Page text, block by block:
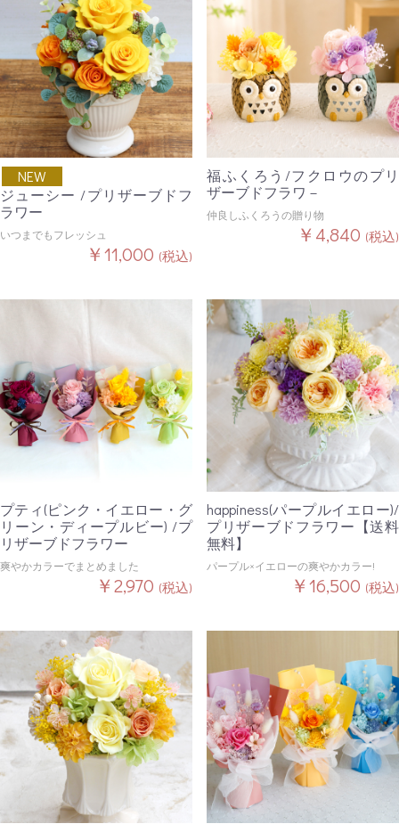
NEW
ジューシー /プリザーブドフ
ラワー
いつまでもフレッシュ
￥11,000 (税込)
福ふくろう/フクロウのプリ
ザーブドフラワ－
仲良しふくろうの贈り物
￥4,840 (税込)
プティ(ピンク・イエロー・グ
リーン・ディープルビー) /プ
リザーブドフラワー
爽やかカラーでまとめました
￥2,970 (税込)
happiness(パープルイエロー)/
プリザーブドフラワー【送料
無料】
パープル×イエローの爽やかカラー!
￥16,500 (税込)